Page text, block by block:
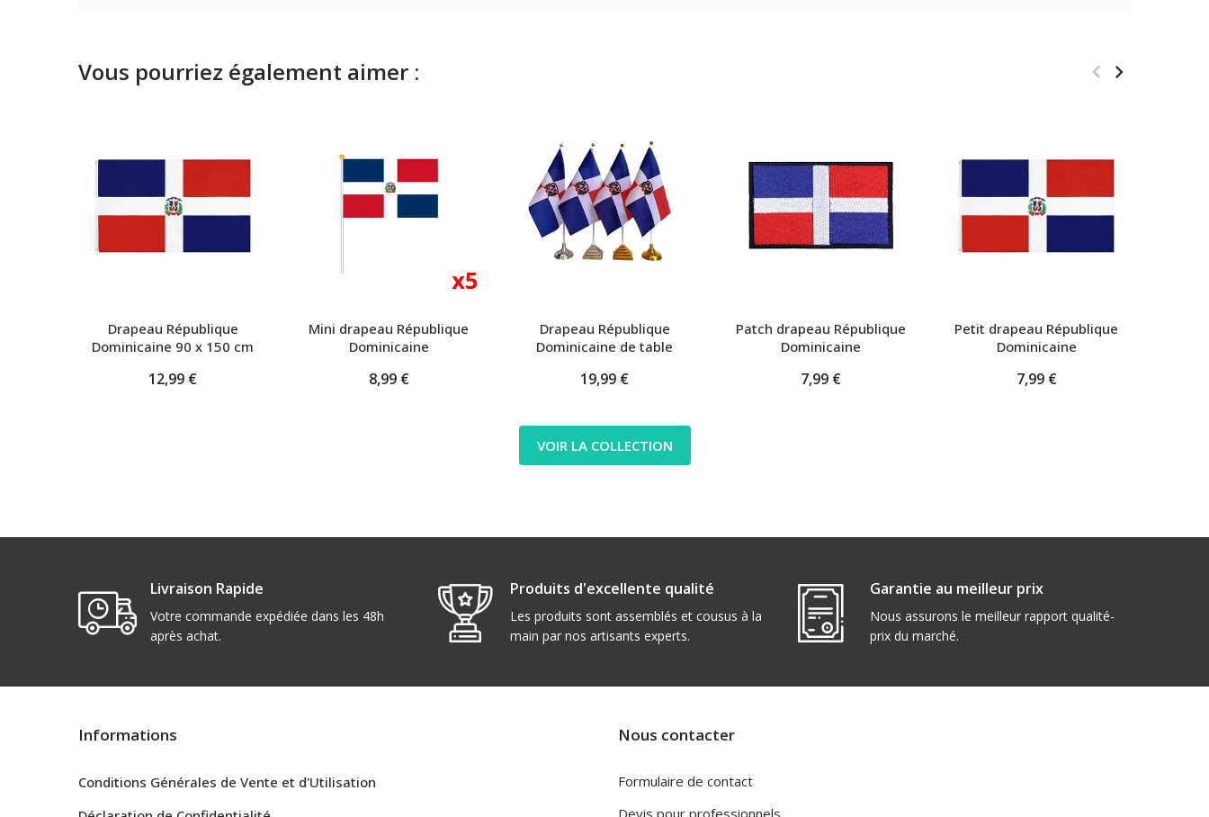
Vous pourriez également aimer :
Drapeau République
Dominicaine 90 x 150 cm
12,99 €
Mini drapeau République
Dominicaine
8,99 €
Drapeau République
Dominicaine de table
19,99 €
Patch drapeau République
Dominicaine
7,99 €
Petit drapeau République
Dominicaine
7,99 €
VOIR LA COLLECTION
Livraison Rapide
Votre commande expédiée dans les 48h
après achat.
Produits d'excellente qualité
Les produits sont assemblés et cousus à la
main par nos artisants experts.
Garantie au meilleur prix
Nous assurons le meilleur rapport qualité-
prix du marché.
Informations
Conditions Générales de Vente et d'Utilisation
Nous contacter
Formulaire de contact
Devis pour professionnels